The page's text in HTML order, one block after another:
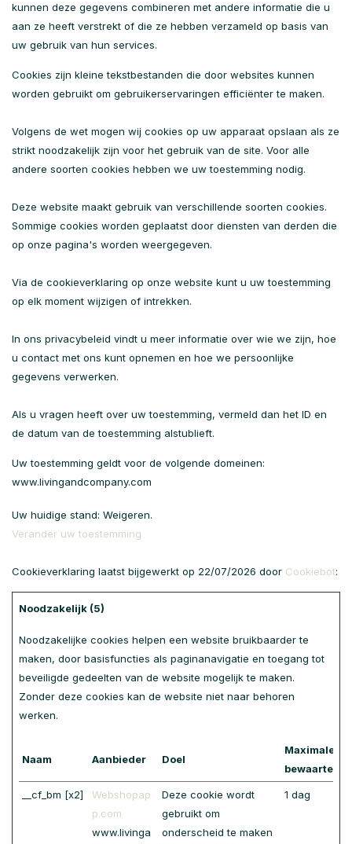
kunnen deze gegevens combineren met andere informatie die u
aan ze heeft verstrekt of die ze hebben verzameld op basis van
uw gebruik van hun services.
Cookies zijn kleine tekstbestanden die door websites kunnen
worden gebruikt om gebruikerservaringen efficiënter te maken.
Volgens de wet mogen wij cookies op uw apparaat opslaan als ze
strikt noodzakelijk zijn voor het gebruik van de site. Voor alle
andere soorten cookies hebben we uw toestemming nodig.
Deze website maakt gebruik van verschillende soorten cookies.
Sommige cookies worden geplaatst door diensten van derden die
op onze pagina's worden weergegeven.
Via de cookieverklaring op onze website kunt u uw toestemming
op elk moment wijzigen of intrekken.
In ons privacybeleid vindt u meer informatie over wie we zijn, hoe
u contact met ons kunt opnemen en hoe we persoonlijke
gegevens verwerken.
Als u vragen heeft over uw toestemming, vermeld dan het ID en
de datum van de toestemming alstublieft.
Uw toestemming geldt voor de volgende domeinen:
www.livingandcompany.com
Uw huidige stand: Weigeren.
Verander uw toestemming
Cookieverklaring laatst bijgewerkt op 22/07/2026 door Cookiebot:
Noodzakelijk (5)
Noodzakelijke cookies helpen een website bruikbaarder te
maken, door basisfuncties als paginanavigatie en toegang tot
beveiligde gedeelten van de website mogelijk te maken.
Zonder deze cookies kan de website niet naar behoren
werken.
Naam Aanbieder Doel
Maximale
__cf_bm [x2]
Webshopap
p.com
www.livinga
Deze cookie wordt
gebruikt om
onderscheid te maken
1 dag